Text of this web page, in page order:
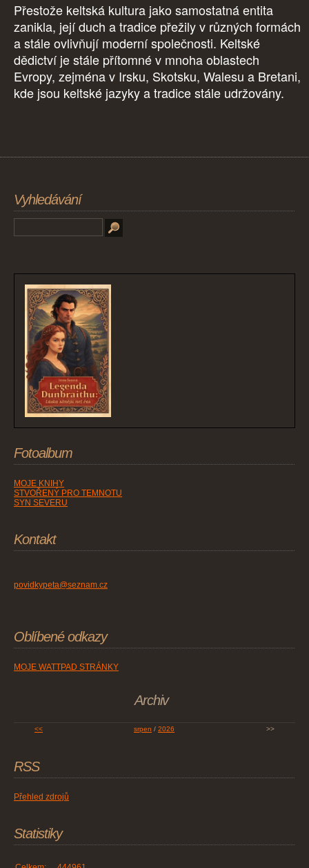
Přestože keltská kultura jako samostatná entita
zanikla, její duch a tradice přežily v různých formách
a stále ovlivňují moderní společnosti. Keltské
dědictví je stále přítomné v mnoha oblastech
Evropy, zejména v Irsku, Skotsku, Walesu a Bretani,
kde jsou keltské jazyky a tradice stále udržovány.
Vyhledávání
Fotoalbum
MOJE KNIHY
STVOŘENÝ PRO TEMNOTU
SYN SEVERU
Kontakt
povidkypeta@seznam.cz
Oblíbené odkazy
MOJE WATTPAD STRÁNKY
Archiv
<< srpen / 2026 >>
RSS
Přehled zdrojů
Statistiky